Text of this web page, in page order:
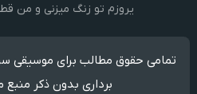
یروزم تو زنگ میزنی و من
تمامی حقوق مطالب برای موسیقی
برداری بدون ذکر